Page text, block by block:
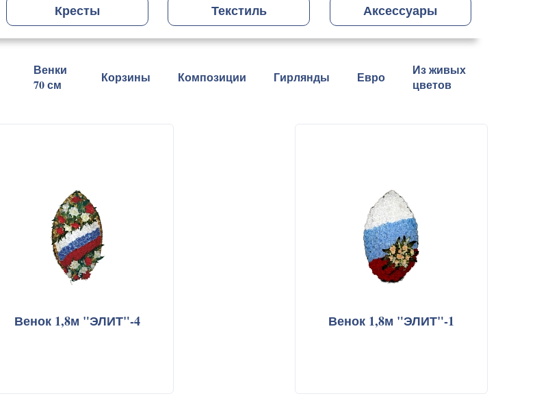
Венки
70 см
Корзины Композиции Гирлянды Евро
Из живых
цветов
Кресты Текстиль Аксессуары
Венок 1,8м "ЭЛИТ"-4 Венок 1,8м "ЭЛИТ"-1